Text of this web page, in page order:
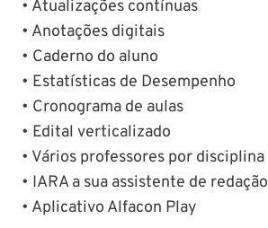
• Atualizações contínuas
• Anotações digitais
• Caderno do aluno
• Estatísticas de Desempenho
• Cronograma de aulas
• Edital verticalizado
• Vários professores por disciplina
• IARA a sua assistente de redação
• Aplicativo Alfacon Play